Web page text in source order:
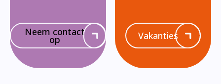
Neem contact
op Vakanties